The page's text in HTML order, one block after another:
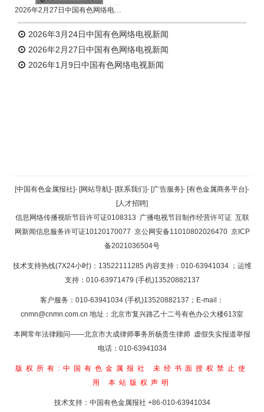
2026年2月27日中国有色网络电视新闻
2026年3月24日中国有色网络电视新闻
2026年2月27日中国有色网络电视新闻
2026年1月9日中国有色网络电视新闻
返回顶部
返回首页
[中国有色金属报社]- [网站导航]- [联系我们]- [广告服务]- [有色金属商务平台]-
[人才招聘]
信息网络传播视听节目许可证0108313 广播电视节目制作经营许可证 互联
网新闻信息服务许可证10120170077 京公网安备11010802026470 京ICP
备2021036504号
技术支持热线(7X24小时)：13522111285 内容支持：010-63941034 ；运维
支持：010-63971479 (手机)13520882137
客户服务：010-63941034 (手机)13520882137；E-mail：
cnmn@cnmn.com.cn 地址：北京市复兴路乙十二号有色办公大楼613室
本网常年法律顾问——北京市大成律师事务所杨贵生律师 虚假失实报道举报
电话：010-63941034
版权所有:中国有色金属报社
未经书面授权禁止使
用 本站版权声明
技术支持：中国有色金属报社 +86-010-63941034